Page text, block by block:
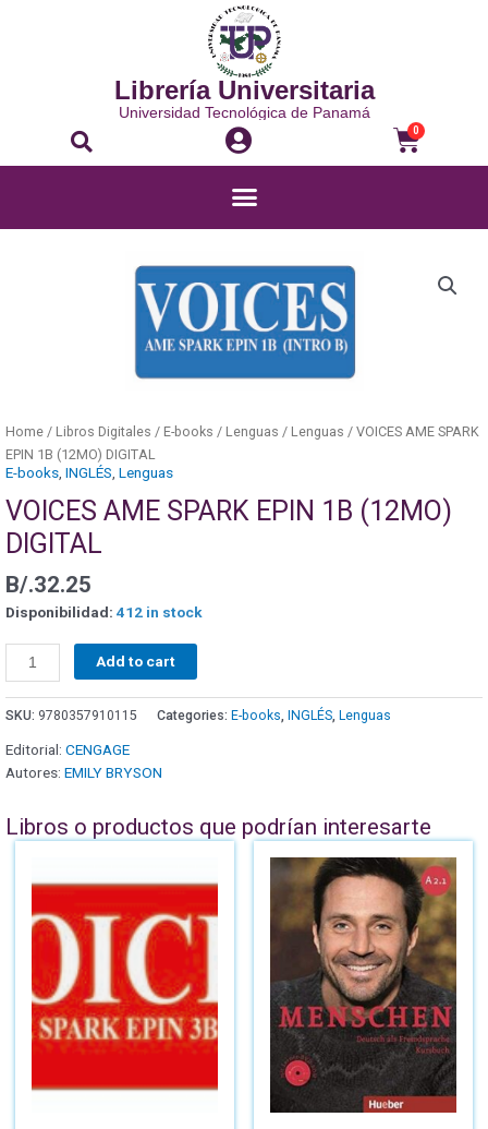
Librería Universitaria
Universidad Tecnológica de Panamá
0
Home / Libros Digitales / E-books / Lenguas / Lenguas / VOICES AME SPARK
EPIN 1B (12MO) DIGITAL
E-books INGLÉS Lenguas
VOICES AME SPARK EPIN 1B (12MO)
DIGITAL
B/.32.25
Disponibilidad: 412 in stock
Add to cart
SKU: 9780357910115 Categories: E-books, INGLÉS, Lenguas
Editorial: CENGAGE
Autores: EMILY BRYSON
Libros o productos que podrían interesarte